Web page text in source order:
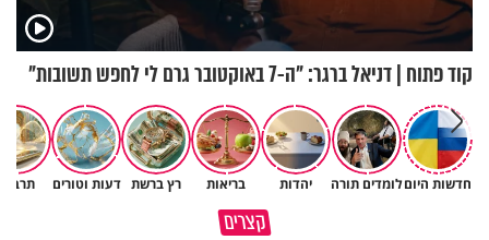
קוד פתוח | דניאל ברגר: "ה-7 באוקטובר גרם לי לחפש תשובות"
חדשות היוםלומדים תורה יהדות בריאות רץ ברשת דעות וטורים
קצרים
תעצרו לפני שאתם מוציאים דיבה